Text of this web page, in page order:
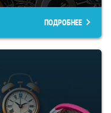
ПОДРОБНЕЕ